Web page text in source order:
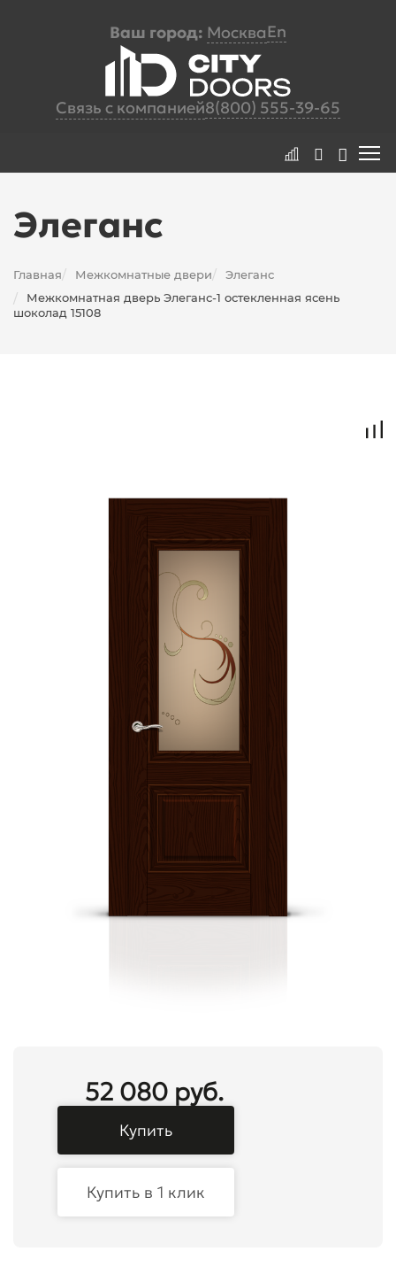
Ваш город: МоскваEn
Связь с компанией8(800) 555-39-65
Элеганс
Главная/ Межкомнатные двери/ Элеганс
/
Межкомнатная дверь Элеганс-1 остекленная ясень
шоколад 15108
52 080 руб.
Купить
Купить в 1 клик